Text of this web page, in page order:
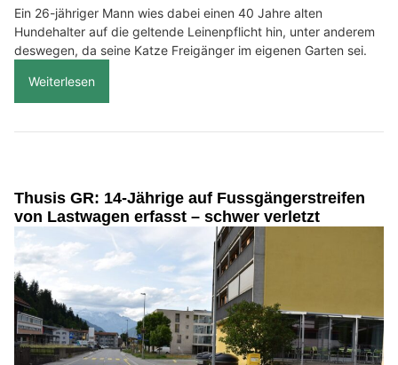
Ein 26-jähriger Mann wies dabei einen 40 Jahre alten
Hundehalter auf die geltende Leinenpflicht hin, unter anderem
deswegen, da seine Katze Freigänger im eigenen Garten sei.
Weiterlesen
Thusis GR: 14-Jährige auf Fussgängerstreifen
von Lastwagen erfasst – schwer verletzt